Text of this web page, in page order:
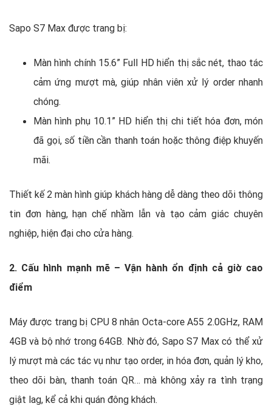
Sapo S7 Max được trang bị:
Màn hình chính 15.6” Full HD hiển thị sắc nét, thao tác
cảm ứng mượt mà, giúp nhân viên xử lý order nhanh
chóng.
Màn hình phụ 10.1” HD hiển thị chi tiết hóa đơn, món
đã gọi, số tiền cần thanh toán hoặc thông điệp khuyến
mãi.
Thiết kế 2 màn hình giúp khách hàng dễ dàng theo dõi thông
tin đơn hàng, hạn chế nhầm lẫn và tạo cảm giác chuyên
nghiệp, hiện đại cho cửa hàng.
2. Cấu hình mạnh mẽ – Vận hành ổn định cả giờ cao
điểm
Máy được trang bị CPU 8 nhân Octa-core A55 2.0GHz, RAM
4GB và bộ nhớ trong 64GB. Nhờ đó, Sapo S7 Max có thể xử
lý mượt mà các tác vụ như tạo order, in hóa đơn, quản lý kho,
theo dõi bàn, thanh toán QR… mà không xảy ra tình trạng
giật lag, kể cả khi quán đông khách.